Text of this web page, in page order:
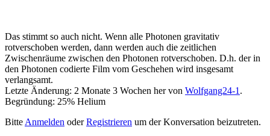
Das stimmt so auch nicht. Wenn alle Photonen gravitativ
rotverschoben werden, dann werden auch die zeitlichen
Zwischenräume zwischen den Photonen rotverschoben. D.h. der in
den Photonen codierte Film vom Geschehen wird insgesamt
verlangsamt.
Letzte Änderung: 2 Monate 3 Wochen her von Wolfgang24-1 .
Begründung: 25% Helium
Bitte Anmelden oderRegistrieren um der Konversation beizutreten.